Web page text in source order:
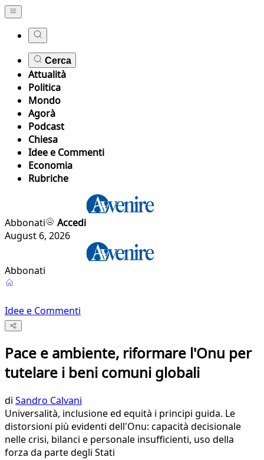
Cerca
Attualità
Politica
Mondo
Agorà
Podcast
Chiesa
Idee e Commenti
Economia
Rubriche
Abbonati
Accedi
August 6, 2026
Abbonati
Idee e Commenti
Pace e ambiente, riformare l'Onu per
tutelare i beni comuni globali
di Sandro Calvani
Universalità, inclusione ed equità i principi guida. Le
distorsioni più evidenti dell'Onu: capacità decisionale
nelle crisi, bilanci e personale insufficienti, uso della
forza da parte degli Stati